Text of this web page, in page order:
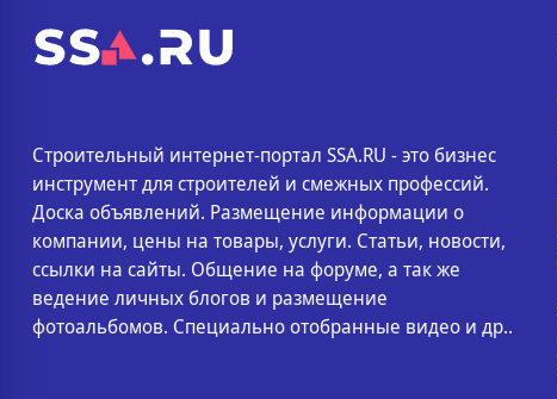
Строительный интернет-портал SSA.RU - это бизнес
инструмент для строителей и смежных профессий.
Доска объявлений. Размещение информации о
компании, цены на товары, услуги. Статьи, новости,
ссылки на сайты. Общение на форуме, а так же
ведение личных блогов и размещение
фотоальбомов. Специально отобранные видео и др..